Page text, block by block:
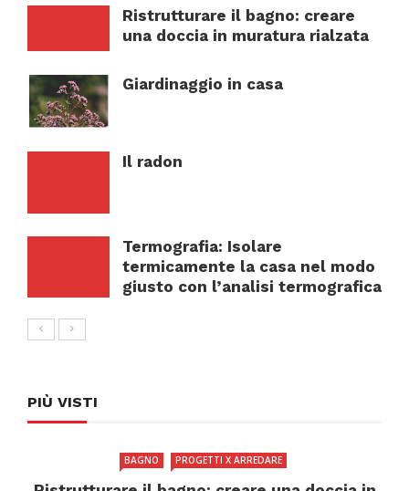
Ristrutturare il bagno: creare
una doccia in muratura rialzata
Giardinaggio in casa
Il radon
Termografia: Isolare
termicamente la casa nel modo
giusto con l’analisi termografica
PIÙ VISTI
BAGNO PROGETTI X ARREDARE